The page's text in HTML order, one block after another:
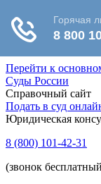
Перейти к
Суды России
Справочный сайт
Подать в суд
Юридическая
8 (800) 101-42-31
(звонок